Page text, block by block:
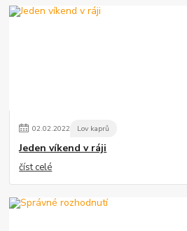
02.02.2022 Lov kaprů
Jeden víkend v ráji
číst celé